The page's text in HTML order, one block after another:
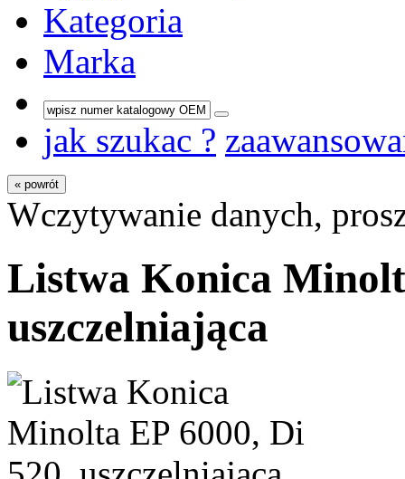
Kategoria
Marka
jak szukac ?
« powrót
Wczytywanie danych,
Listwa Konica
uszczelniająca